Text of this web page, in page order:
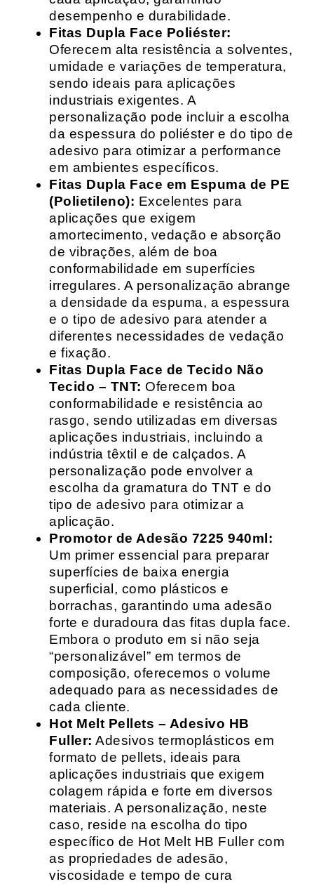
desempenho e durabilidade.
Fitas Dupla Face Poliéster:
Oferecem alta resistência a solventes,
umidade e variações de temperatura,
sendo ideais para aplicações
industriais exigentes. A
personalização pode incluir a escolha
da espessura do poliéster e do tipo de
adesivo para otimizar a performance
em ambientes específicos.
Fitas Dupla Face em Espuma de PE
(Polietileno): Excelentes para
aplicações que exigem
amortecimento, vedação e absorção
de vibrações, além de boa
conformabilidade em superfícies
irregulares. A personalização abrange
a densidade da espuma, a espessura
e o tipo de adesivo para atender a
diferentes necessidades de vedação
e fixação.
Fitas Dupla Face de Tecido Não
Tecido – TNT: Oferecem boa
conformabilidade e resistência ao
rasgo, sendo utilizadas em diversas
aplicações industriais, incluindo a
indústria têxtil e de calçados. A
personalização pode envolver a
escolha da gramatura do TNT e do
tipo de adesivo para otimizar a
aplicação.
Promotor de Adesão 7225 940ml:
Um primer essencial para preparar
superfícies de baixa energia
superficial, como plásticos e
borrachas, garantindo uma adesão
forte e duradoura das fitas dupla face.
Embora o produto em si não seja
“personalizável” em termos de
composição, oferecemos o volume
adequado para as necessidades de
cada cliente.
Hot Melt Pellets – Adesivo HB
Fuller: Adesivos termoplásticos em
formato de pellets, ideais para
aplicações industriais que exigem
colagem rápida e forte em diversos
materiais. A personalização, neste
caso, reside na escolha do tipo
específico de Hot Melt HB Fuller com
as propriedades de adesão,
viscosidade e tempo de cura